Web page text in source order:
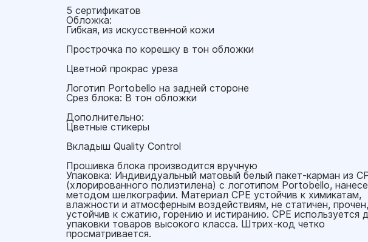
5 сертификатов
Обложка:
Гибкая, из искусственной кожи
Прострочка по корешку в тон обложки
Цветной прокрас уреза
Логотип Portobello на задней стороне
Срез блока: В тон обложки
Дополнительно:
Цветные стикеры
Вкладыш Quality Control
Прошивка блока производится вручную
Упаковка: Индивидуальный матовый белый пакет-карман из
(хлорированного полиэтилена) с логотипом Portobello,
методом шелкографии. Материал CPE устойчив к химикатам,
влажности и атмосферным воздействиям, не статичен, прочен,
устойчив к сжатию, горению и истиранию. CPE используется
упаковки товаров высокого класса. Штрих-код четко
просматривается.